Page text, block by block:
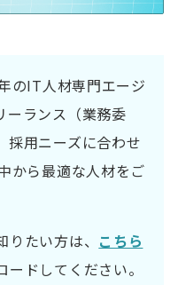
のIT人材専門エージ
ーランス（業務委
採用ニーズに合わせ
から最適な人材をご
りたい方は、 こちら
ドしてください。